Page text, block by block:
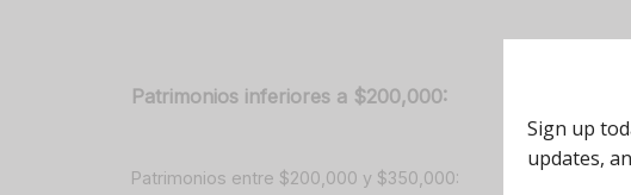
Patrimonios inferiores a $200,000:
Las
por
Patrimonios entre $200,000 y $350,000: